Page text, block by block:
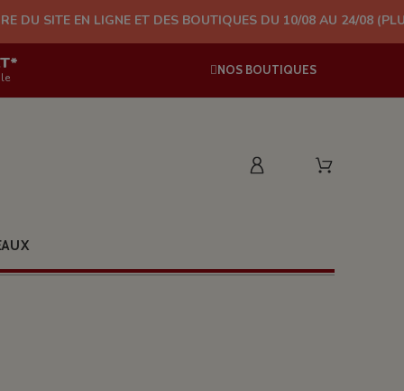
LIGNE ET DES BOUTIQUES DU 10/08 AU 24/08 (PLUS
NOS BOUTIQUES